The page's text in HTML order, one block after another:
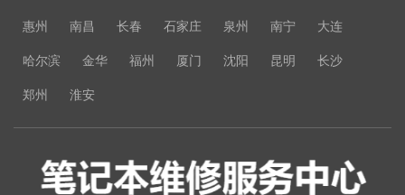
惠州 南昌 长春 石家庄 泉州 南宁 大连
哈尔滨 金华 福州 厦门 沈阳 昆明 长沙
郑州 淮安